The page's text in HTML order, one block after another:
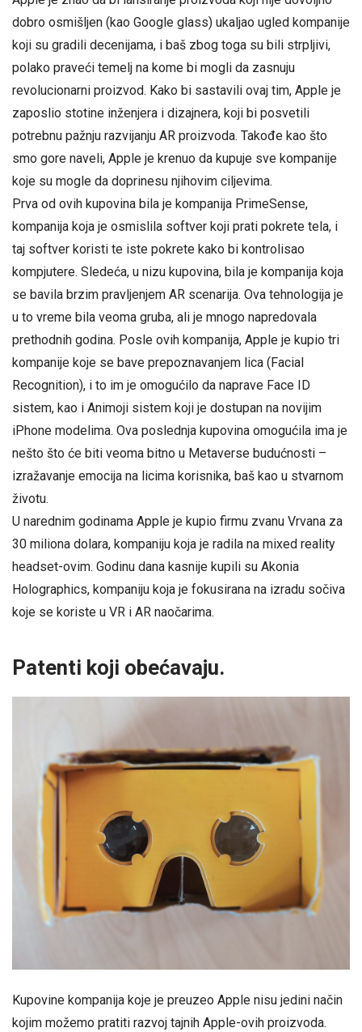
dobro osmišljen (kao Google glass) ukaljao ugled kompanije
koji su gradili decenijama, i baš zbog toga su bili strpljivi,
polako praveći temelj na kome bi mogli da zasnuju
revolucionarni proizvod. Kako bi sastavili ovaj tim, Apple je
zaposlio stotine inženjera i dizajnera, koji bi posvetili
potrebnu pažnju razvijanju AR proizvoda. Takođe kao što
smo gore naveli, Apple je krenuo da kupuje sve kompanije
koje su mogle da doprinesu njihovim ciljevima.
Prva od ovih kupovina bila je kompanija PrimeSense,
kompanija koja je osmislila softver koji prati pokrete tela, i
taj softver koristi te iste pokrete kako bi kontrolisao
kompjutere. Sledeća, u nizu kupovina, bila je kompanija koja
se bavila brzim pravljenjem AR scenarija. Ova tehnologija je
u to vreme bila veoma gruba, ali je mnogo napredovala
prethodnih godina. Posle ovih kompanija, Apple je kupio tri
kompanije koje se bave prepoznavanjem lica (Facial
Recognition), i to im je omogućilo da naprave Face ID
sistem, kao i Animoji sistem koji je dostupan na novijim
iPhone modelima. Ova poslednja kupovina omogućila ima je
nešto što će biti veoma bitno u Metaverse budućnosti –
izražavanje emocija na licima korisnika, baš kao u stvarnom
životu.
U narednim godinama Apple je kupio firmu zvanu Vrvana za
30 miliona dolara, kompaniju koja je radila na mixed reality
headset-ovim. Godinu dana kasnije kupili su Akonia
Holographics, kompaniju koja je fokusirana na izradu sočiva
koje se koriste u VR i AR naočarima.
Patenti koji obećavaju.
Kupovine kompanija koje je preuzeo Apple nisu jedini način
kojim možemo pratiti razvoj tajnih Apple-ovih proizvoda.